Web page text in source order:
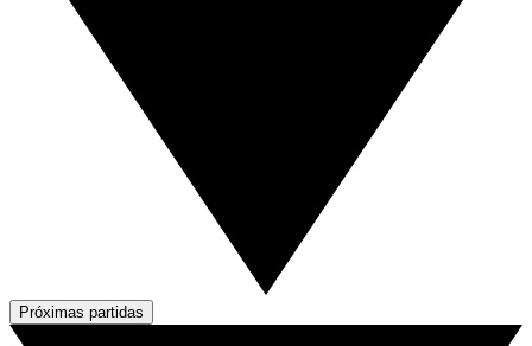
Próximas partidas